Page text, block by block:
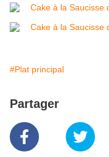
#Plat principal
Partager